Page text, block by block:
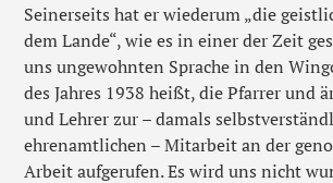
Seinerseits hat er wiederum „die
dem Lande“, wie es in einer der Zeit
uns ungewohnten Sprache in den
des Jahres 1938 heißt, die Pfarrer und
und Lehrer zur – damals
ehrenamtlichen – Mitarbeit an der
Arbeit aufgerufen. Es wird uns nicht